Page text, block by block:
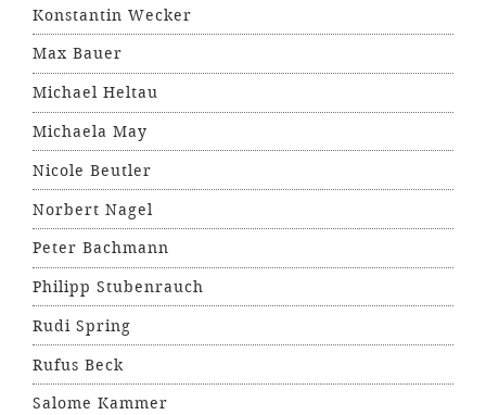
Konstantin Wecker
Max Bauer
Michael Heltau
Michaela May
Nicole Beutler
Norbert Nagel
Peter Bachmann
Philipp Stubenrauch
Rudi Spring
Rufus Beck
Salome Kammer